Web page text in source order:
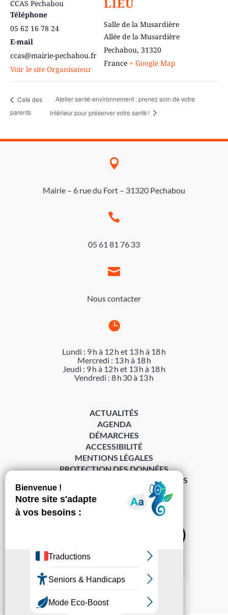
CCAS Pechabou
Téléphone
05 62 16 78 24
E-mail
ccas@mairie-pechabou.fr
Voir le site Organisateur
LIEU
Salle de la Musardière
Allée de la Musardière
Pechabou, 31320
France + Google Map
Café des
parents
Atelier santé-environnement : prenez soin de votre
intérieur pour préserver votre santé !

Mairie – 6 rue du Fort – 31320 Pechabou

05 61 81 76 33

Nous contacter

Lundi : 9 h à 12 h et 13 h à 18 h
Mercredi : 13 h à 18 h
Jeudi : 9 h à 12 h et 13 h à 18 h
Vendredi : 8 h 30 à 13 h
S’abonner à la Gazette ›
ACTUALITÉS
AGENDA
DÉMARCHES
ACCESSIBILITÉ
MENTIONS LÉGALES
PROTECTION DES DONNÉES
POLITIQUE DE GESTION DES COOKIES